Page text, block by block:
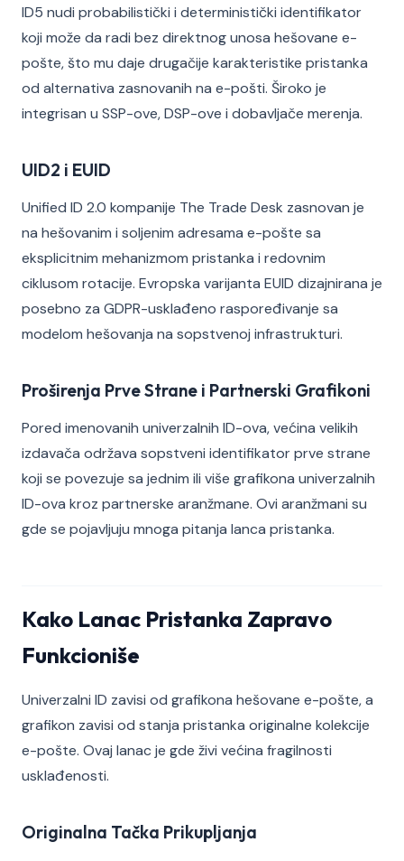
ID5 nudi probabilistički i deterministički identifikator
koji može da radi bez direktnog unosa hešovane e-
pošte, što mu daje drugačije karakteristike pristanka
od alternativa zasnovanih na e-pošti. Široko je
integrisan u SSP-ove, DSP-ove i dobavljače merenja.
UID2 i EUID
Unified ID 2.0 kompanije The Trade Desk zasnovan je
na hešovanim i soljenim adresama e-pošte sa
eksplicitnim mehanizmom pristanka i redovnim
ciklusom rotacije. Evropska varijanta EUID dizajnirana je
posebno za GDPR-usklađeno raspoređivanje sa
modelom hešovanja na sopstvenoj infrastrukturi.
Proširenja Prve Strane i Partnerski Grafikoni
Pored imenovanih univerzalnih ID-ova, većina velikih
izdavača održava sopstveni identifikator prve strane
koji se povezuje sa jednim ili više grafikona univerzalnih
ID-ova kroz partnerske aranžmane. Ovi aranžmani su
gde se pojavljuju mnoga pitanja lanca pristanka.
Kako Lanac Pristanka Zapravo
Funkcioniše
Univerzalni ID zavisi od grafikona hešovane e-pošte, a
grafikon zavisi od stanja pristanka originalne kolekcije
e-pošte. Ovaj lanac je gde živi većina fragilnosti
usklađenosti.
Originalna Tačka Prikupljanja